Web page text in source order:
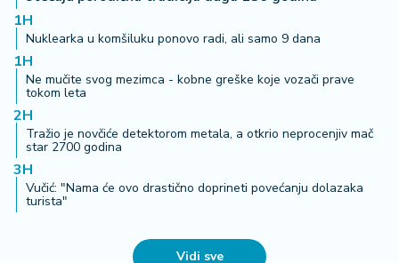
1H
Nuklearka u komšiluku ponovo radi, ali samo 9 dana
1H
Ne mučite svog mezimca - kobne greške koje vozači prave
tokom leta
2H
Tražio je novčiće detektorom metala, a otkrio neprocenjiv mač
star 2700 godina
3H
Vučić: "Nama će ovo drastično doprineti povećanju dolazaka
turista"
Vidi sve